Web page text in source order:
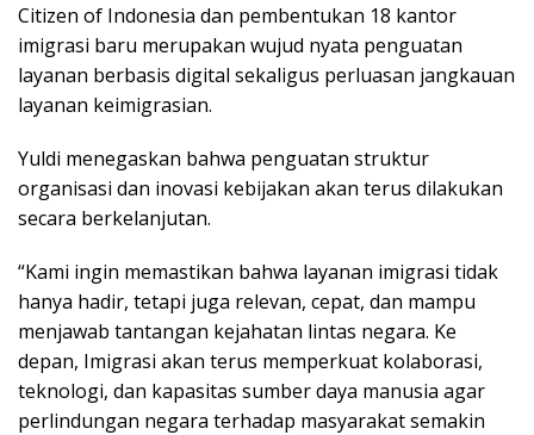
Citizen of Indonesia dan pembentukan 18 kantor
imigrasi baru merupakan wujud nyata penguatan
layanan berbasis digital sekaligus perluasan jangkauan
layanan keimigrasian.
Yuldi menegaskan bahwa penguatan struktur
organisasi dan inovasi kebijakan akan terus dilakukan
secara berkelanjutan.
“Kami ingin memastikan bahwa layanan imigrasi tidak
hanya hadir, tetapi juga relevan, cepat, dan mampu
menjawab tantangan kejahatan lintas negara. Ke
depan, Imigrasi akan terus memperkuat kolaborasi,
teknologi, dan kapasitas sumber daya manusia agar
perlindungan negara terhadap masyarakat semakin